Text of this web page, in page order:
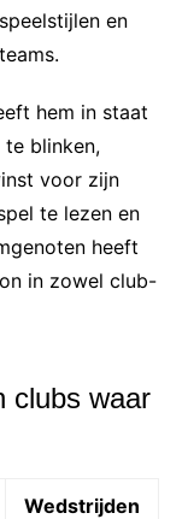
en
hem in staat
blinken,
voor zijn
te lezen en
heeft
in zowel club-
clubs waar
Wedstrijden